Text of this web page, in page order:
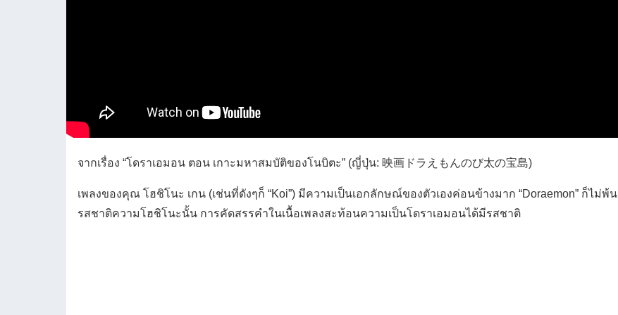
จากเรื่อง “โดราเอมอน ตอน เกาะมหาสมบัติของโนบิตะ” (ญี่ปุ่น: 映画ドラえもんのび太の宝島)
เพลงของคุณ โฮชิโนะ เกน (เช่นที่ดังๆก็ “Koi”) มีความเป็นเอกลักษณ์ของตัวเองค่อนข้างมาก “Doraemon” ก็ไม่พ้น
รสชาติความโฮชิโนะนั้น การคัดสรรคำในเนื้อเพลงสะท้อนความเป็นโดราเอมอนได้มีรสชาติ